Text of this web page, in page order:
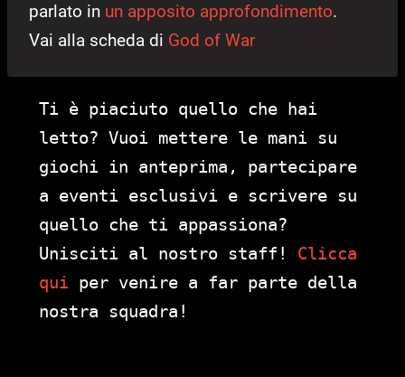
parlato in un apposito approfondimento.
Vai alla scheda di God of War
Ti è piaciuto quello che hai
letto? Vuoi mettere le mani su
giochi in anteprima, partecipare
a eventi esclusivi e scrivere su
quello che ti appassiona?
Unisciti al nostro staff! Clicca
qui per venire a far parte della
nostra squadra!